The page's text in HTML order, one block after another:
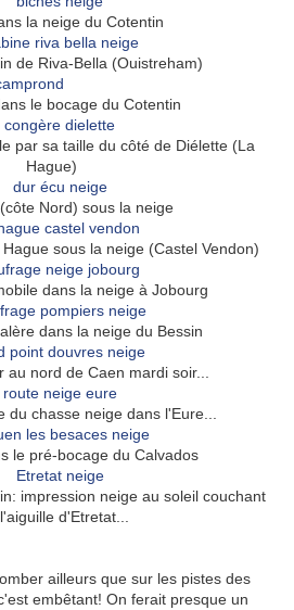
la neige du Cotentin
de Riva-Bella (Ouistreham)
le bocage du Cotentin
par sa taille du côté de Diélette (La
Hague)
Nord) sous la neige
sous la neige (Castel Vendon)
dans la neige à Jobourg
dans la neige du Bessin
au nord de Caen mardi soir...
du chasse neige dans l'Eure...
le pré-bocage du Calvados
impression neige au soleil couchant
d'Etretat...
ailleurs que sur les pistes des
embêtant! On ferait presque un